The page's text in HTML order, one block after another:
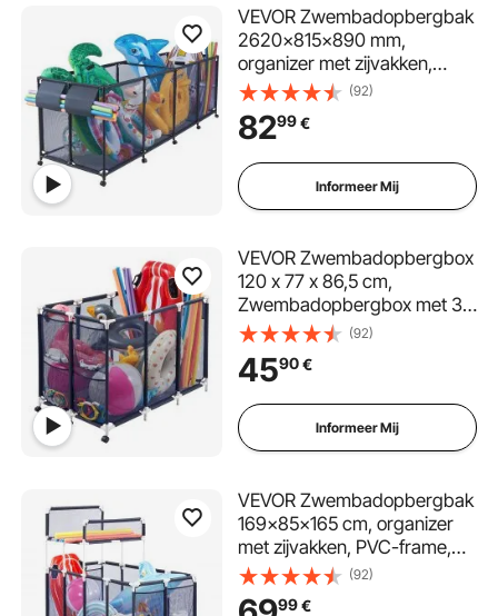
VEVOR Zwembadopbergbak
2620x815x890 mm,
organizer met zijvakken,
metalen frame, gaasmand,
opbergdoos, opbergmand,
opbergwagen voor
(92)
8299€
Informeer Mij
VEVOR Zwembadopbergbox
120 x 77 x 86,5 cm,
Zwembadopbergbox met 3
wielen, Gaasorganizer met
kunststof frame en zijvakken,
Opbergmand voor
zwembadnoedels en
zwemuitrusting
(92)
4590€
Informeer Mij
VEVOR Zwembadopbergbak
169x85x165 cm, organizer
met zijvakken, PVC-frame,
gaasmand, opbergdoos,
opbergmand, opbergwagen
(92)
99€